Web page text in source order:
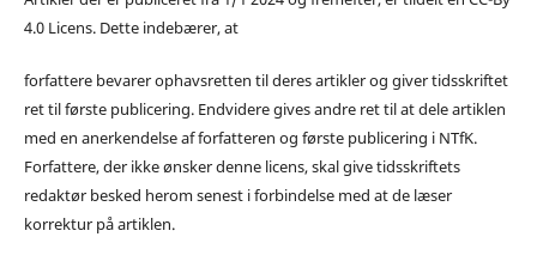
4.0 Licens. Dette indebærer, at
forfattere bevarer ophavsretten til deres artikler og giver tidsskriftet
ret til første publicering. Endvidere gives andre ret til at dele artiklen
med en anerkendelse af forfatteren og første publicering i NTfK.
Forfattere, der ikke ønsker denne licens, skal give tidsskriftets
redaktør besked herom senest i forbindelse med at de læser
korrektur på artiklen.